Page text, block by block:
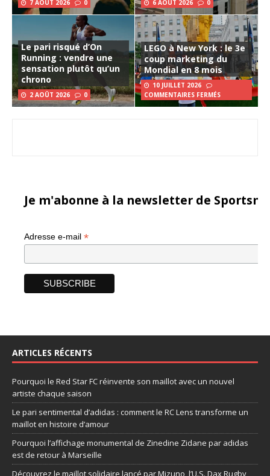
7 AOÛT 2026 0 6 AOÛT 2026 0
Le pari risqué d’On
Running : vendre une
sensation plutôt qu’un
chrono
2 AOÛT 2026 0
LEGO à New York : le 3e
coup marketing du
Mondial en 8 mois
10 JUILLET 2026
COMMENTAIRES FERMÉS
Je m'abonne à la newsletter de
Adresse e-mail *
ARTICLES RÉCENTS
Pourquoi le Red Star FC réinvente son maillot avec un nouvel
artiste chaque saison
Le pari sentimental d’adidas : comment le RC Lens transforme un
maillot en histoire d’amour
Pourquoi l’affichage monumental de Zinedine Zidane par adidas
est de retour à Marseille
Découvrez le maillot solidaire lancé par Mizuno, l’U.S. Dax Rugby